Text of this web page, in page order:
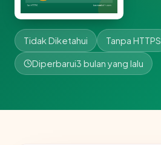
Tidak Diketahui Tanpa HTTPS
Diperbarui3 bulan yang lalu